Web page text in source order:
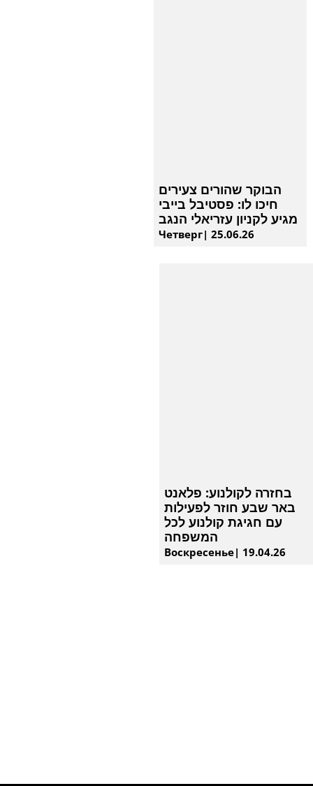
הבוקר שהורים צעירים
חיכו לו: פסטיבל בייבי
מגיע לקניון עזריאלי הנגב
Четверг| 25.06.26
בחזרה לקולנוע: פלאנט
באר שבע חוזר לפעילות
עם חגיגת קולנוע לכל
המשפחה
Воскресенье| 19.04.26